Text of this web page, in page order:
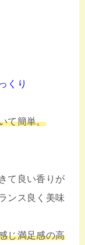
くり
て簡単。
て良い香りが
ンス良く美味
じ満足感の高